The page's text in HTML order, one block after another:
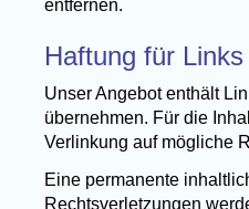
entfernen.
Haftung für Links
Unser Angebot enthält
übernehmen. Für die
Verlinkung auf mögliche
Eine permanente
Rechtsverletzungen